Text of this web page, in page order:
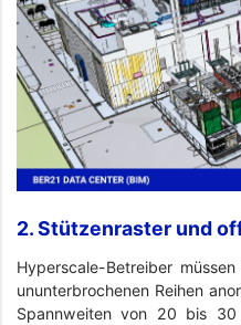
2. Stützenraster und
Hyperscale-Betreiber
ununterbrochenen Reihen
Spannweiten von 20 bis